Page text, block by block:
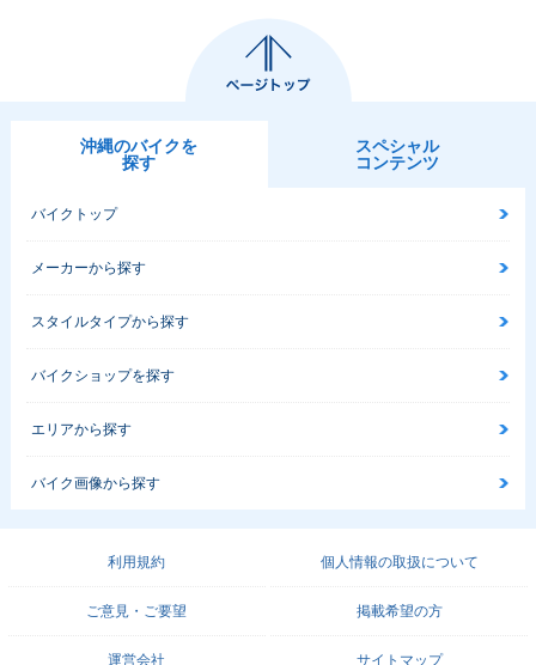
沖縄のバイクを
探す
スペシャル
コンテンツ
バイクトップ
メーカーから探す
スタイルタイプから探す
バイクショップを探す
エリアから探す
バイク画像から探す
利用規約 個人情報の取扱について
ご意見・ご要望 掲載希望の方
運営会社 サイトマップ